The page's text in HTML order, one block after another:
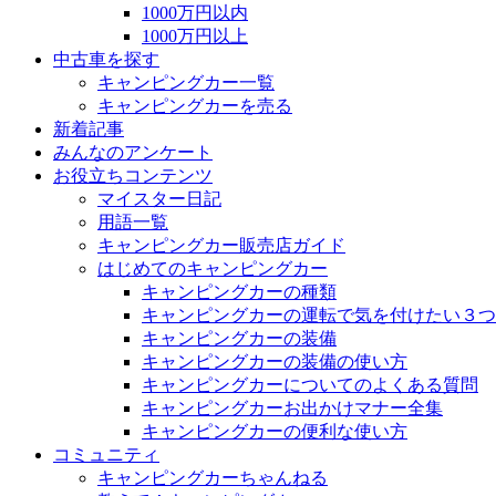
1000万円以内
1000万円以上
中古車を探す
キャンピングカー一覧
キャンピングカーを売る
新着記事
みんなのアンケート
お役立ちコンテンツ
マイスター日記
用語一覧
キャンピングカー販売店ガイド
はじめてのキャンピングカー
キャンピングカーの種類
キャンピングカーの運転で気を付けたい３
キャンピングカーの装備
キャンピングカーの装備の使い方
キャンピングカーについてのよくある質問
キャンピングカーお出かけマナー全集
キャンピングカーの便利な使い方
コミュニティ
キャンピングカーちゃんねる